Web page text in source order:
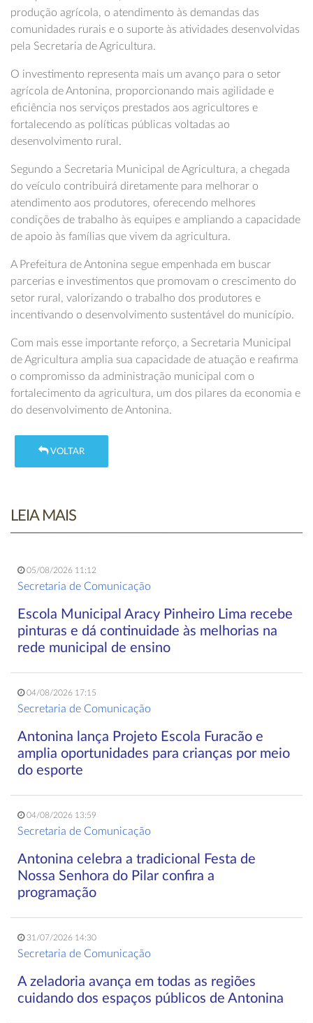
produção agrícola, o atendimento às demandas das
comunidades rurais e o suporte às atividades desenvolvidas
pela Secretaria de Agricultura.
O investimento representa mais um avanço para o setor
agrícola de Antonina, proporcionando mais agilidade e
eficiência nos serviços prestados aos agricultores e
fortalecendo as políticas públicas voltadas ao
desenvolvimento rural.
Segundo a Secretaria Municipal de Agricultura, a chegada
do veículo contribuirá diretamente para melhorar o
atendimento aos produtores, oferecendo melhores
condições de trabalho às equipes e ampliando a capacidade
de apoio às famílias que vivem da agricultura.
A Prefeitura de Antonina segue empenhada em buscar
parcerias e investimentos que promovam o crescimento do
setor rural, valorizando o trabalho dos produtores e
incentivando o desenvolvimento sustentável do município.
Com mais esse importante reforço, a Secretaria Municipal
de Agricultura amplia sua capacidade de atuação e reafirma
o compromisso da administração municipal com o
fortalecimento da agricultura, um dos pilares da economia e
do desenvolvimento de Antonina.
VOLTAR
LEIA MAIS
05/08/2026 11:12
Secretaria de Comunicação
Escola Municipal Aracy Pinheiro Lima recebe
pinturas e dá continuidade às melhorias na
rede municipal de ensino
04/08/2026 17:15
Secretaria de Comunicação
Antonina lança Projeto Escola Furacão e
amplia oportunidades para crianças por meio
do esporte
04/08/2026 13:59
Secretaria de Comunicação
Antonina celebra a tradicional Festa de
Nossa Senhora do Pilar confira a
programação
31/07/2026 14:30
Secretaria de Comunicação
A zeladoria avança em todas as regiões
cuidando dos espaços públicos de Antonina